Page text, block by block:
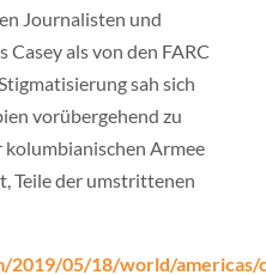
Journalisten und
als von den FARC
sah sich
vorübergehend zu
kolumbianischen Armee
Teile der umstrittenen
2019/05/18/world/americas/